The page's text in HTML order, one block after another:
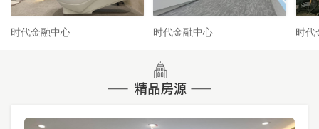
时代金融中心 时代金融中心 时代